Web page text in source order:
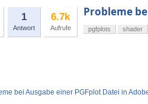
1
Antwort
6.7k
Aufrufe
Probleme
pgfplots shader
bei Ausgabe einer PGFplot Datei in